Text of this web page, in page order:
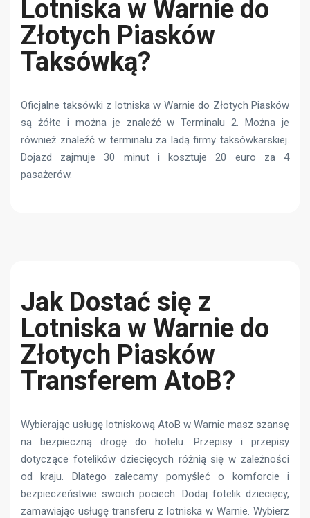
Lotniska w Warnie do
Złotych Piasków
Taksówką?
Oficjalne taksówki z lotniska w Warnie do Złotych Piasków
są żółte i można je znaleźć w Terminalu 2. Można je
również znaleźć w terminalu za ladą firmy taksówkarskiej.
Dojazd zajmuje 30 minut i kosztuje 20 euro za 4
pasażerów.
Jak Dostać się z
Lotniska w Warnie do
Złotych Piasków
Transferem AtoB?
Wybierając usługę lotniskową AtoB w Warnie masz szansę
na bezpieczną drogę do hotelu. Przepisy i przepisy
dotyczące fotelików dziecięcych różnią się w zależności
od kraju. Dlatego zalecamy pomyśleć o komforcie i
bezpieczeństwie swoich pociech. Dodaj fotelik dziecięcy,
zamawiając usługę transferu z lotniska w Warnie. Wybierz